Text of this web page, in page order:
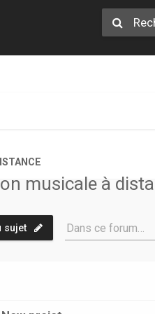
musicale à
sujet Dans ce forum…